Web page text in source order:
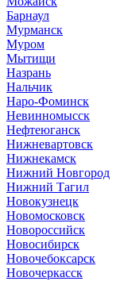
Барнаул
Мурманск
Муром
Мытищи
Назрань
Нальчик
Наро-Фоминск
Невинномысск
Нефтеюганск
Нижневартовск
Нижнекамск
Нижний Новгород
Нижний Тагил
Новокузнецк
Новомосковск
Новороссийск
Новосибирск
Новочебоксарск
Новочеркасск